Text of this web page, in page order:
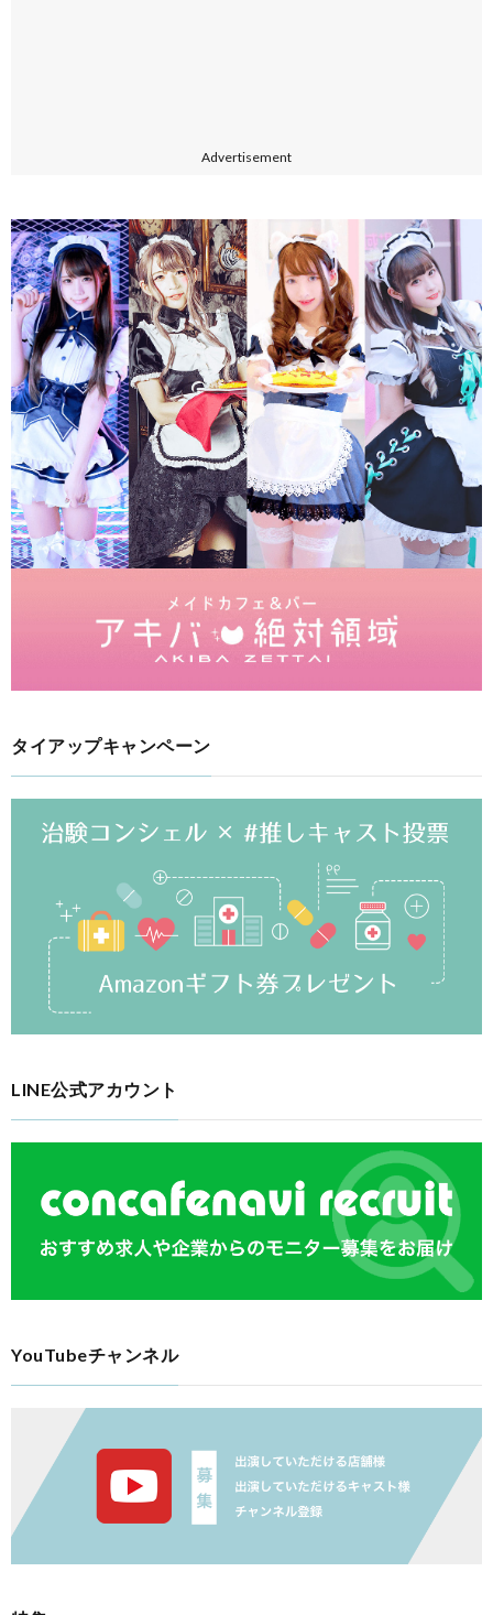
Advertisement
タイアップキャンペーン
LINE公式アカウント
YouTubeチャンネル